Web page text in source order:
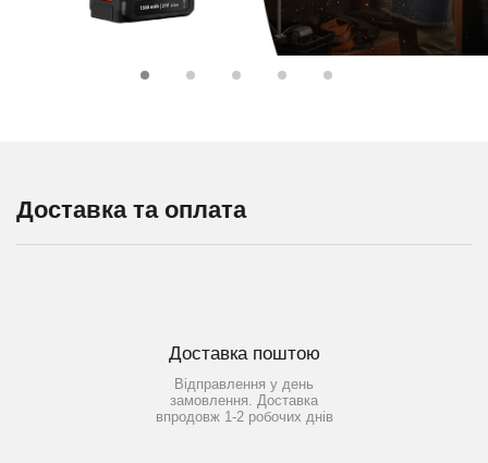
Доставка та оплата
Доставка поштою
Відправлення у день
замовлення. Доставка
впродовж 1-2 робочих днів